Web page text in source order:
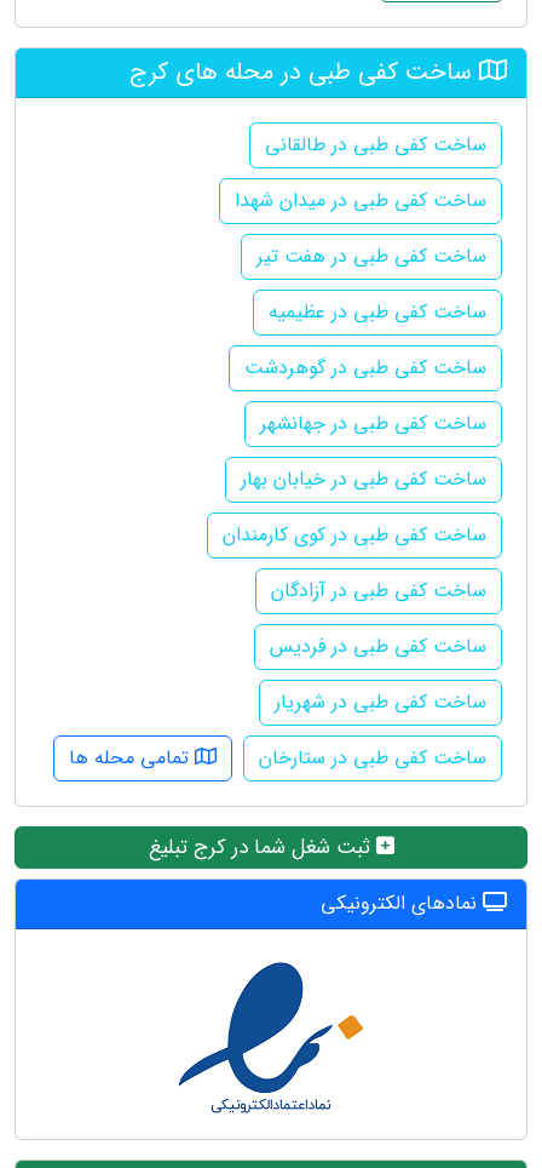
ساخت کفی طبی در محله های کرج
ساخت کفی طبی در طالقانی
ساخت کفی طبی در میدان شهدا
ساخت کفی طبی در هفت تیر
ساخت کفی طبی در عظیمیه
ساخت کفی طبی در گوهردشت
ساخت کفی طبی در جهانشهر
ساخت کفی طبی در خیابان بهار
ساخت کفی طبی در کوی کارمندان
ساخت کفی طبی در آزادگان
ساخت کفی طبی در فردیس
ساخت کفی طبی در شهریار
ساخت کفی طبی در ستارخان
تمامی محله ها
ثبت شغل شما در کرج تبلیغ
نمادهای الکترونیکی